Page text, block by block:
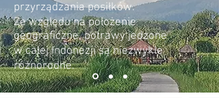
przyrządzania posiłków.
Ze względu na położenie
geograficzne, potrawy jedzone
w całej Indonezji są niezwykle
różnorodne.